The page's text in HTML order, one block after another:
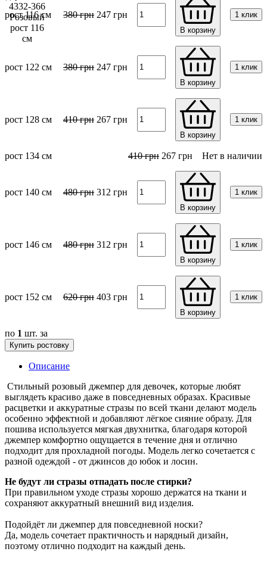
рост 116 см 380грн 247 грн
В корзину
1 клик
рост 122 см 380грн 247 грн
В корзину
1 клик
рост 128 см 410грн 267 грн
В корзину
1 клик
рост 134 см 410грн 267 грн Нет в наличии
рост 140 см 480грн 312 грн
В корзину
1 клик
рост 146 см 480грн 312 грн
В корзину
1 клик
рост 152 см 620грн 403 грн
В корзину
1 клик
по 1 шт. за
Купить ростовку
Описание
Стильный розовый джемпер для девочек, которые любят
выглядеть красиво даже в повседневных образах. Красивые
расцветки и аккуратные стразы по всей ткани делают модель
особенно эффектной и добавляют лёгкое сияние образу. Для
пошива используется мягкая двухнитка, благодаря которой
джемпер комфортно ощущается в течение дня и отлично
подходит для прохладной погоды. Модель легко сочетается с
разной одеждой - от джинсов до юбок и лосин.
Не будут ли стразы отпадать после стирки?
При правильном уходе стразы хорошо держатся на ткани и
сохраняют аккуратный внешний вид изделия.
Подойдёт ли джемпер для повседневной носки?
Да, модель сочетает практичность и нарядный дизайн,
поэтому отлично подходит на каждый день.